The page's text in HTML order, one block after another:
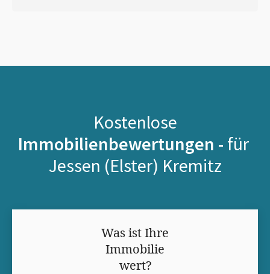
Kostenlose
Immobilienbewertungen - für
Jessen (Elster) Kremitz
Was ist Ihre
Immobilie
wert?